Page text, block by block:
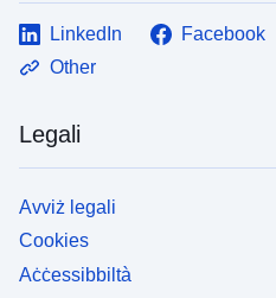
LinkedIn Facebook
Other
Legali
Avviż legali
Cookies
Aċċessibbiltà